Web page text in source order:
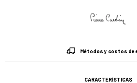
Métodos y costos de
CARACTERÍSTICAS